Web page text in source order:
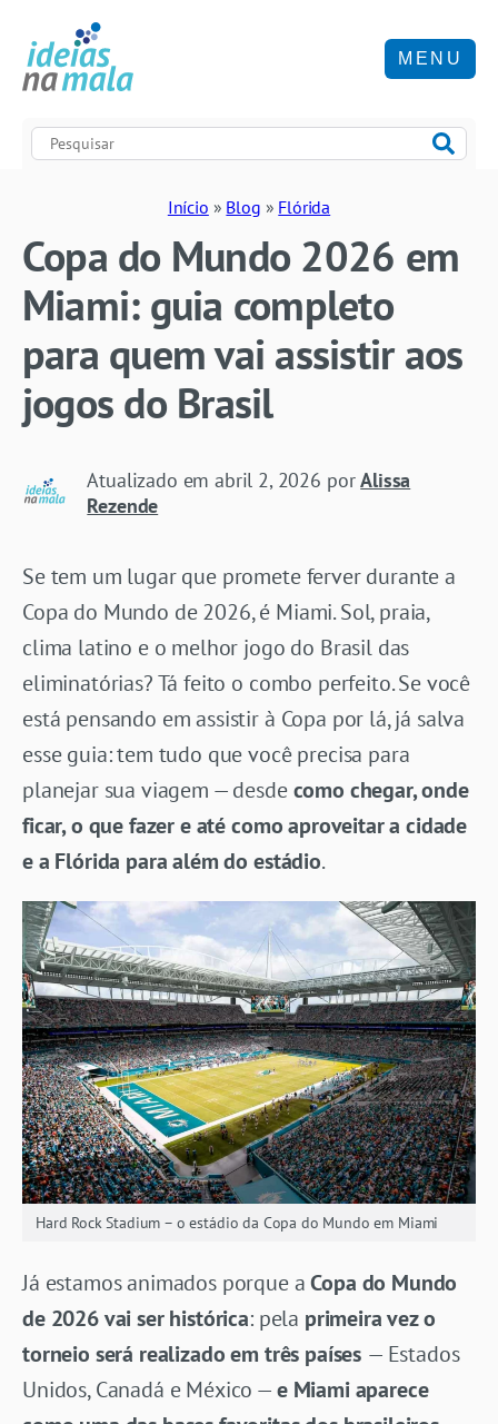
MENU
Início » Blog » Flórida
Copa do Mundo 2026 em
Miami: guia completo
para quem vai assistir aos
jogos do Brasil
Atualizado emabril 2, 2026 porAlissa
Rezende
Se tem um lugar que promete ferver durante a
Copa do Mundo de 2026, é Miami. Sol, praia,
clima latino e o melhor jogo do Brasil das
eliminatórias? Tá feito o combo perfeito. Se você
está pensando em assistir à Copa por lá, já salva
esse guia: tem tudo que você precisa para
planejar sua viagem — desdecomo chegar, onde
ficar, o que fazer e até como aproveitar a cidade
e a Flórida para além do estádio.
Hard Rock Stadium – o estádio da Copa do Mundo em Miami
Já estamos animados porque aCopa do Mundo
de 2026 vai ser histórica: pela primeira vez o
torneio será realizado em três países — Estados
Unidos, Canadá e México —e Miami aparece